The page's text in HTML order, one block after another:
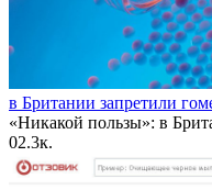
в Британии запретили
«Никакой пользы»: в
02.3к.